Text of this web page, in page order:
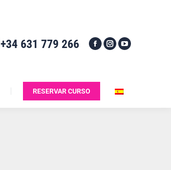
+34 631 779 266
RESERVAR CURSO